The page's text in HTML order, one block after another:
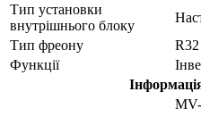
Тип установки
внутрішнього блоку
Тип фреону
R32
Функції